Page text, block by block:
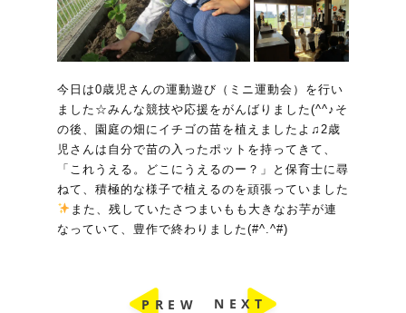
今日は0歳児さんの運動遊び（ミニ運動会）を行い
ました☆みんな競技や応援をがんばりました(^^♪そ
の後、園庭の畑にイチゴの苗を植えましたよ♫2歳
児さんは自分で苗の入ったポットを持ってきて、
「これうえる。どこにうえるのー？」と保育士に尋
ねて、積極的な様子で植えるのを頑張っていました
また、残していたさつまいもも大きなお芋が連
なっていて、豊作で終わりました(#^.^#)